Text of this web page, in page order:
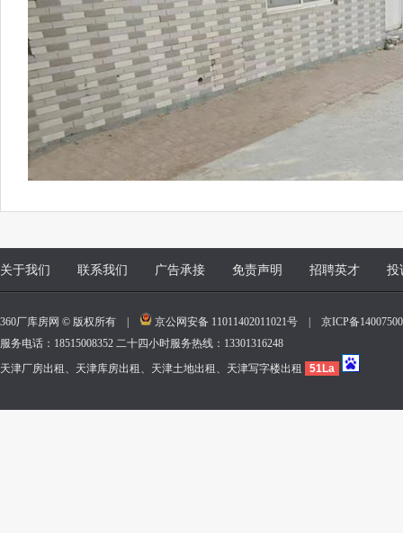
关于我们 联系我们 广告承接 免责声明 招聘英才 投
360厂库房网 © 版权所有 | 京公网安备 11011402011021号
京ICP备
服务电话：18515008352 二十四小时服务热线：13301316248
天津厂房出租、天津库房出租、天津土地出租、天津写字楼出租
51La